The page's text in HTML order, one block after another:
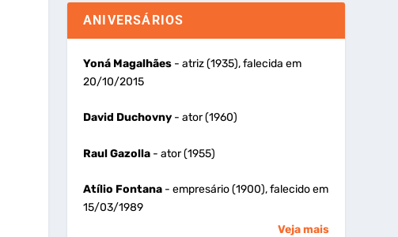
ANIVERSÁRIOS
Yoná Magalhães- atriz (1935), falecida em
20/10/2015
David Duchovny- ator (1960)
Raul Gazolla- ator (1955)
Atílio Fontana- empresário (1900), falecido em
15/03/1989
Veja mais